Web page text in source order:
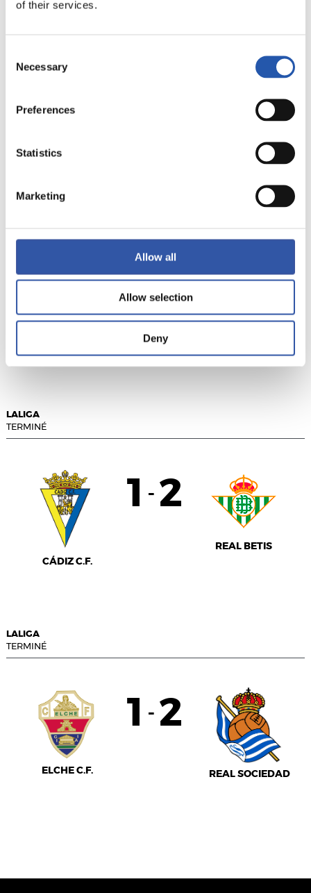
of their services.
Selection
Necessary
Preferences
Statistics
Marketing
Allow all
Allow selection
Deny
RAYO VALLECANO VALENCIA C.F.
TERMINÉ
RCD MALLORCA
1-0
LALIGA
TERMINÉ
CÁDIZ C.F.
1 - 2
REAL BETIS
LALIGA
TERMINÉ
ELCHE C.F.
1 - 2
REAL SOCIEDAD